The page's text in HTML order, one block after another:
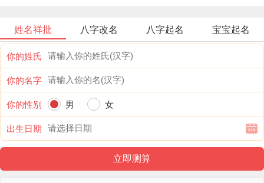
姓名祥批 八字改名 八字起名 宝宝起名
你的姓氏
你的名字
你的性别
男
女
出生日期